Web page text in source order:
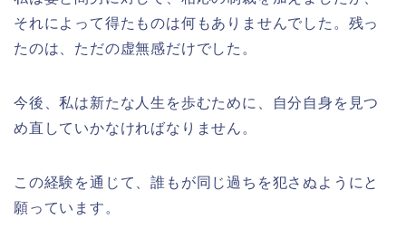
それによって得たものは何もありませんでした。残っ
たのは、ただの虚無感だけでした。
今後、私は新たな人生を歩むために、自分自身を見つ
め直していかなければなりません。
この経験を通じて、誰もが同じ過ちを犯さぬようにと
願っています。